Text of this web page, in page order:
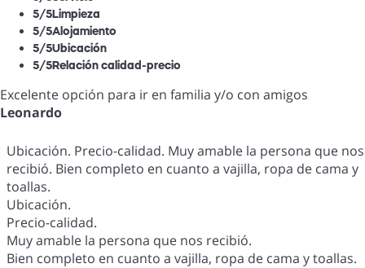
5/5Limpieza
5/5Alojamiento
5/5Ubicación
5/5Relación calidad-precio
Excelente opción para ir en familia y/o con amigos
Leonardo
Ubicación. Precio-calidad. Muy amable la persona que nos
recibió. Bien completo en cuanto a vajilla, ropa de cama y
toallas.
Ubicación.
Precio-calidad.
Muy amable la persona que nos recibió.
Bien completo en cuanto a vajilla, ropa de cama y toallas.